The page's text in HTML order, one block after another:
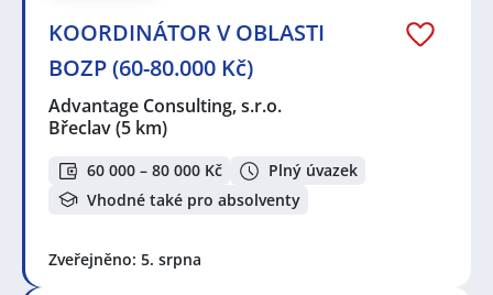
KOORDINÁTOR V OBLASTI
BOZP (60-80.000 Kč)
Advantage Consulting, s.r.o.
Břeclav(5 km)
60 000 – 80 000 Kč
Plný úvazek
Vhodné také pro absolventy
Zveřejněno: 5. srpna